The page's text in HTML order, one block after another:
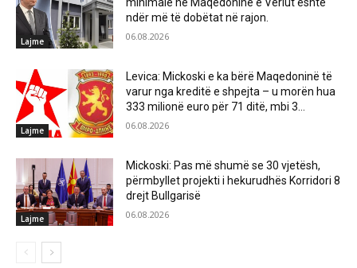
Lajme
minimale në Maqedoninë e Veriut është
ndër më të dobëtat në rajon.
06.08.2026
Lajme
Levica: Mickoski e ka bërë Maqedoninë të
varur nga kreditë e shpejta – u morën hua
333 milionë euro për 71 ditë, mbi 3...
06.08.2026
Lajme
Mickoski: Pas më shumë se 30 vjetësh,
përmbyllet projekti i hekurudhës Korridori 8
drejt Bullgarisë
06.08.2026